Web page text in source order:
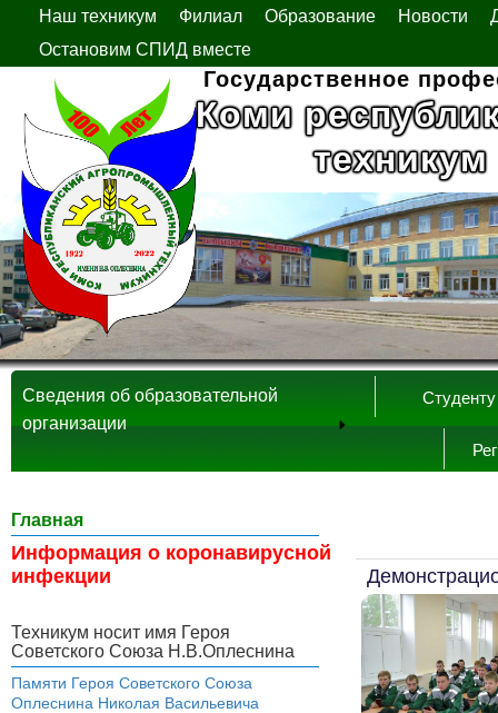
Наш техникум Филиал Образование Новости
Остановим СПИД вместе
Государственное
Коми
Студенту
Сведения об образовательной
организации
Главная
Информация о коронавирусной
инфекции
Техникум носит имя Героя
Советского Союза Н.В.Оплеснина
Памяти Героя Советского Союза
Оплеснина Николая Васильевича